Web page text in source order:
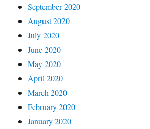
September 2020
August 2020
July 2020
June 2020
May 2020
April 2020
March 2020
February 2020
January 2020